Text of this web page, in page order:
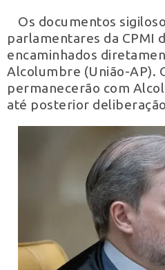
Os documentos
parlamentares da CPMI
encaminhados
Alcolumbre (União-AP).
permanecerão com
até posterior